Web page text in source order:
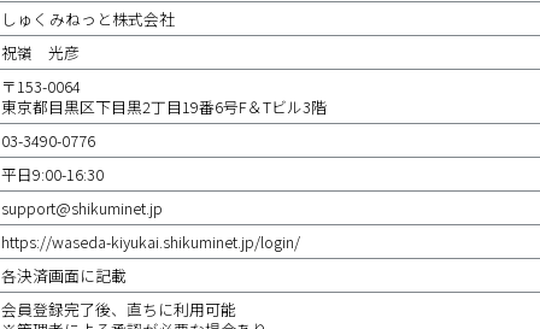
しゅくみねっと株式会社
祝嶺 光彦
〒153-0064
東京都目黒区下目黒2丁目19番6号F＆Tビル3階
03-3490-0776
平日9:00-16:30
support@shikuminet.jp
https://waseda-kiyukai.shikuminet.jp/login/
各決済画面に記載
会員登録完了後、直ちに利用可能